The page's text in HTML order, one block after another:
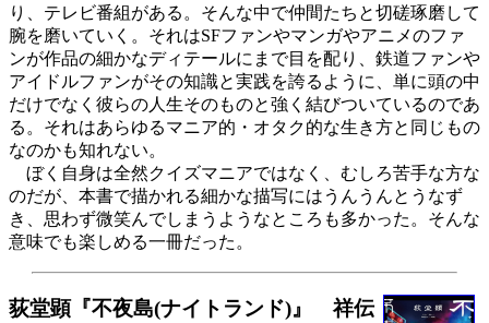
り、テレビ番組がある。そんな中で仲間たちと切磋琢磨して
腕を磨いていく。それはSFファンやマンガやアニメのファ
ンが作品の細かなディテールにまで目を配り、鉄道ファンや
アイドルファンがその知識と実践を誇るように、単に頭の中
だけでなく彼らの人生そのものと強く結びついているのであ
る。それはあらゆるマニア的・オタク的な生き方と同じもの
なのかも知れない。
ぼく自身は全然クイズマニアではなく、むしろ苦手な方な
のだが、本書で描かれる細かな描写にはうんうんとうなず
き、思わず微笑んでしまうようなところも多かった。そんな
意味でも楽しめる一冊だった。
荻堂顕『不夜島(ナイトランド)』 祥伝